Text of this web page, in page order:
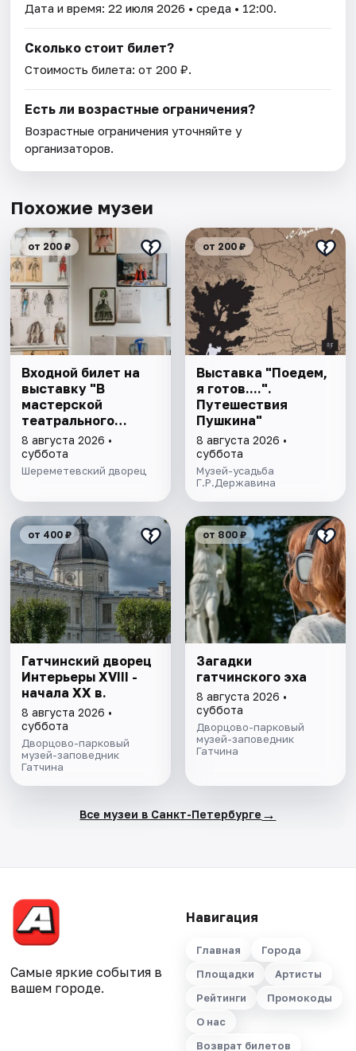
Дата и время:22 июля 2026 • среда • 12:00.
Сколько стоит билет?
Стоимость билета: от 200 ₽.
Есть ли возрастные ограничения?
Возрастные ограничения уточняйте у
организаторов.
Похожие музеи
от 200 ₽
Входной билет на
выставку "В
мастерской
театрального
художника"
8 августа 2026 •
суббота
Шереметевский дворец
от 200 ₽
Выставка "Поедем,
я готов....".
Путешествия
Пушкина"
8 августа 2026 •
суббота
Музей-усадьба
Г.Р.Державина
от 400 ₽
Гатчинский дворец
Интерьеры ХVIII -
начала ХХ в.
8 августа 2026 •
суббота
Дворцово-парковый
музей-заповедник
Гатчина
от 800 ₽
Загадки
гатчинского эха
8 августа 2026 •
суббота
Дворцово-парковый
музей-заповедник
Гатчина
Все музеи в Санкт-Петербурге →
Самые яркие события в
вашем городе.
Навигация
Главная
Города
Площадки
Артисты
Рейтинги
Промокоды
О нас
Возврат билетов